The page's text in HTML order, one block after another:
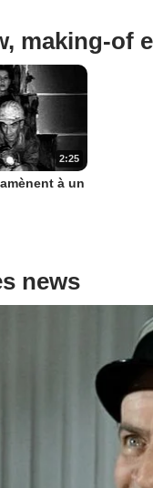
making-of
2:25
à un
news